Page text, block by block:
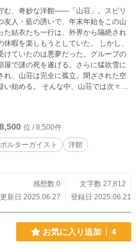
む、奇妙な洋館――「山荘」。スピリ
友人・藍の誘いで、年末年始をこの山
た結衣たち一行は、外界から隔絶され
を楽しもうとしていた。 しかし、
けていたのは悪夢だった。グループの
屋で謎の死を遂げる。さらに猛吹雪に
れ、山荘は完全に孤立。閉ざされた空
中、山荘では次々と
める。物がひとりでに動き、誰もい
われる。それは、物理法則を無視し
イスト」だった。 狂気に陥る藍
の存在を叫び、見えない敵を鎮めよ
ていく。論理を信じる颯太は、現実
し、麻里は恐怖のあまり精神を病ん
と、贄（にえ）として捧げられた女性
、そして怨念たちの真の目的を解き明
して、すべてを終わらせるために立ち
8,500 位 / 8,500件
ポルターガイスト
洋館
感想数 0
文字数 27,812
新日 2025.06.27
登録日 2025.06.21
お気に入り追加 4